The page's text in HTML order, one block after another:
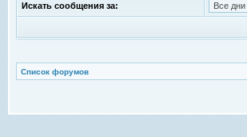
Искать сообщения за:
Список форумов